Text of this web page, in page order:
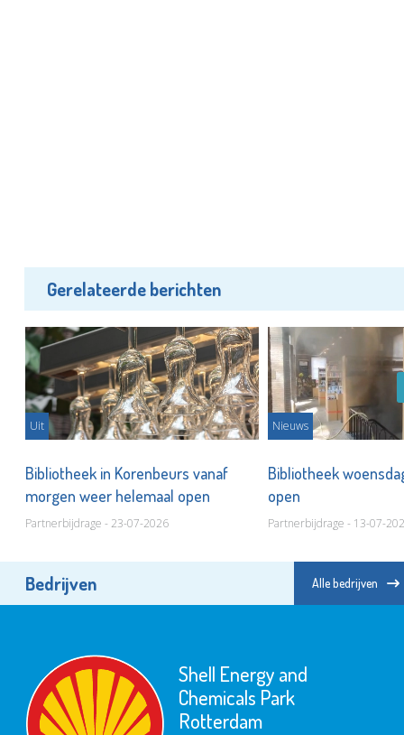
Gerelateerde berichten
Uit
Bibliotheek in Korenbeurs vanaf
morgen weer helemaal open
Partnerbijdrage - 23-07-2026
Nieuws
Bibliotheek
open
Partnerbijdrage - 13-07-
Bedrijven Alle bedrijven
Shell Energy and
Chemicals Park
Rotterdam